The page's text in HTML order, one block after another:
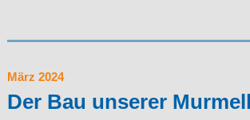
März 2024
Der Bau unserer